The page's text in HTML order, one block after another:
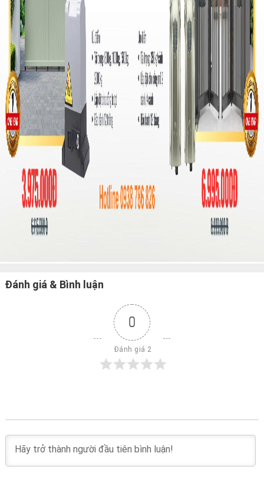
Đánh giá & Bình luận
0
Đánh giá 2